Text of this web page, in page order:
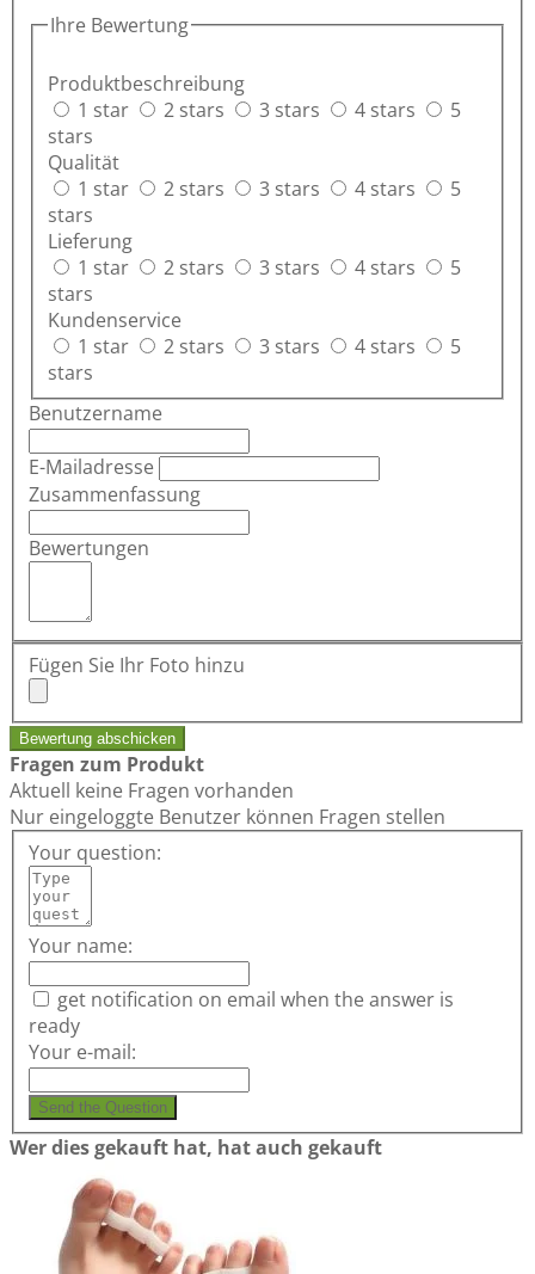
Ihre Bewertung
Produktbeschreibung
1 star
2 stars 3 stars 4 stars
5
stars
Qualität
1 star
2 stars 3 stars 4 stars
5
stars
Lieferung
1 star
2 stars 3 stars 4 stars
5
stars
Kundenservice
1 star
2 stars 3 stars 4 stars
5
stars
Benutzername
E-Mailadresse
Zusammenfassung
Bewertungen
Fügen Sie Ihr Foto hinzu
Bewertung abschicken
Fragen zum Produkt
Aktuell keine Fragen vorhanden
Nur eingeloggte Benutzer können Fragen stellen
Your question:
Your name:
get notification on email when the answer is
ready
Your e-mail:
Send the Question
Wer dies gekauft hat, hat auch gekauft